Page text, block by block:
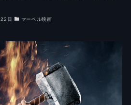
日 マーベル映画